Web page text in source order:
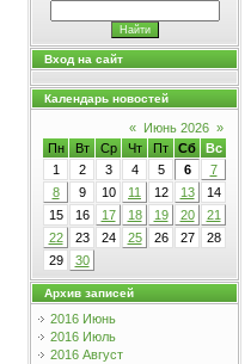
Вход на сайт
Календарь новостей
« Июнь 2026 »
Пн
Вт Ср Чт Пт Сб
Вс
1
2 3 4 5 6
7
8
9 10 11 12 13
14
15
16 17 18 19 20
21
22
23 24 25 26 27
28
29
30
Архив записей
2016 Июнь
2016 Июль
2016 Август